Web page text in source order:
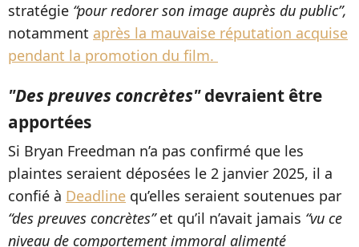
stratégie “pour redorer son image auprès du public”,
notamment après la mauvaise réputation acquise
pendant la promotion du film.
"Des preuves concrètes"devraient être
apportées
Si Bryan Freedman n’a pas confirmé que les
plaintes seraient déposées le 2 janvier 2025, il a
confié à Deadline qu’elles seraient soutenues par
“des preuves concrètes”et qu’il n’avait jamais “vu ce
niveau de comportement immoral alimenté